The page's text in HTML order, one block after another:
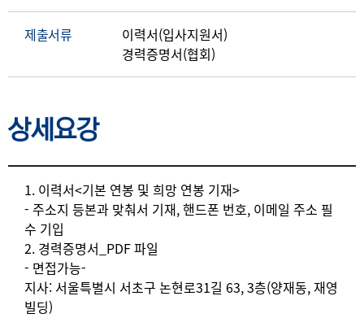
제출서류
이력서(입사지원서)
경력증명서(협회)
상세요강
상세요강
1. 이력서<기본 연봉 및 희망 연봉 기재>
- 주소지 등본과 맞춰서 기재, 핸드폰 번호, 이메일 주소 필
수 기입
2. 경력증명서_PDF 파일
- 면접가능-
지사: 서울특별시 서초구 논현로31길 63, 3층(양재동, 재영
빌딩)